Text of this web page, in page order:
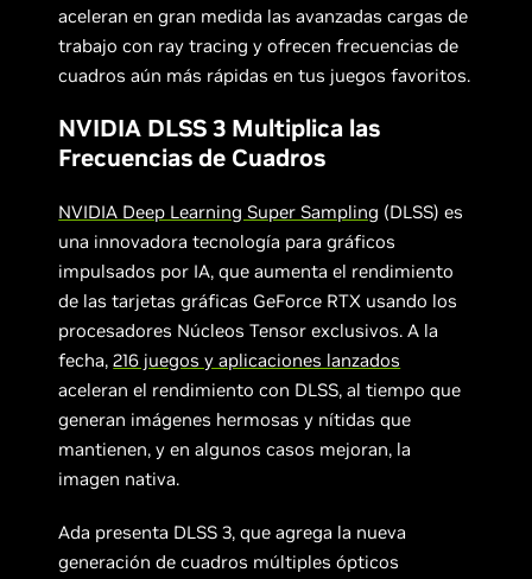
aceleran en gran medida las avanzadas cargas de
trabajo con ray tracing y ofrecen frecuencias de
cuadros aún más rápidas en tus juegos favoritos.
NVIDIA DLSS 3 Multiplica las
Frecuencias de Cuadros
NVIDIA Deep Learning Super Sampling (DLSS) es
una innovadora tecnología para gráficos
impulsados por IA, que aumenta el rendimiento
de las tarjetas gráficas GeForce RTX usando los
procesadores Núcleos Tensor exclusivos. A la
fecha,216 juegos y aplicaciones lanzados
aceleran el rendimiento con DLSS, al tiempo que
generan imágenes hermosas y nítidas que
mantienen, y en algunos casos mejoran, la
imagen nativa.
Ada presenta DLSS 3, que agrega la nueva
generación de cuadros múltiples ópticos